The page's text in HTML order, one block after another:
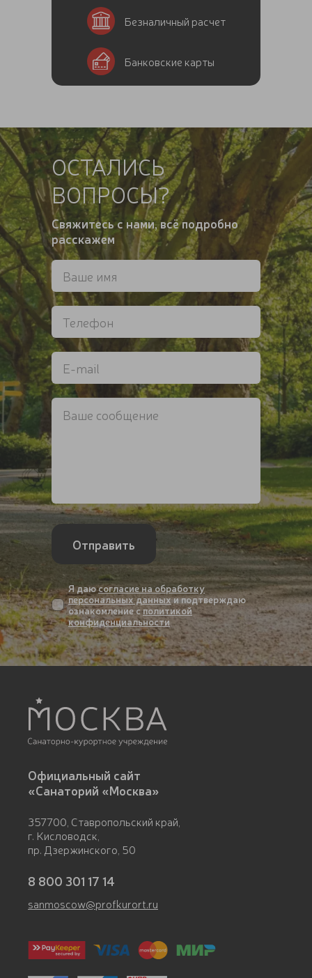
Безналичный расчет
Банковские карты
ОСТАЛИСЬ
ВОПРОСЫ?
Свяжитесь с нами, всё подробно
расскажем
Отправить
Я даюсогласие на обработку
персональных данныхи подтверждаю
ознакомление сполитикой
конфиденциальности
Официальный сайт
«Санаторий «Москва»
357700, Ставропольский край,
г. Кисловодск,
пр. Дзержинского, 50
8 800 301 17 14
sanmoscow@profkurort.ru